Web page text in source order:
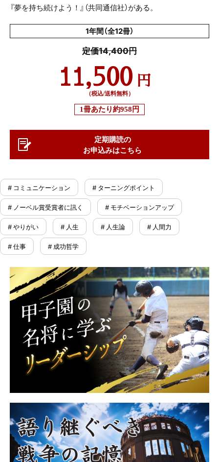
『夢を持ち続けよう！』（共同通信社）がある。
1年間（全12冊）
定価14,400円
11,500 円
（税込/送料無料）
1冊あたり約958円
定期購読の
お申込みはこちら
# コミュニケーション # ターニングポイント
# ノーベル賞受賞者に訊く # モチベーションアップ
# やりがい # 人生 # 人生論 # 人間力
# 仕事 # 成功哲学